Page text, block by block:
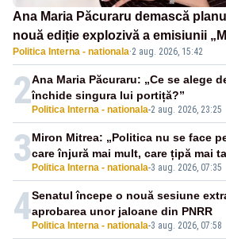
Ana Maria Păcuraru demască
nouă ediție explozivă a emisiunii
Realitatea PLUS
Politica Interna - nationala·2 aug. 2026, 15:42
2 Politica Interna - nationala-2 aug. 2026, 23:25
Ana Maria Păcuraru: „Ce se alege
închide singura lui portiță?”
3 Politica Interna - nationala-3 aug. 2026, 07:35
Miron Mitrea: „Politica nu se face
care înjură mai mult, care țipă mai
4 Politica Interna - nationala-3 aug. 2026, 07:58
Senatul începe o nouă sesiune
aprobarea unor jaloane din PNRR